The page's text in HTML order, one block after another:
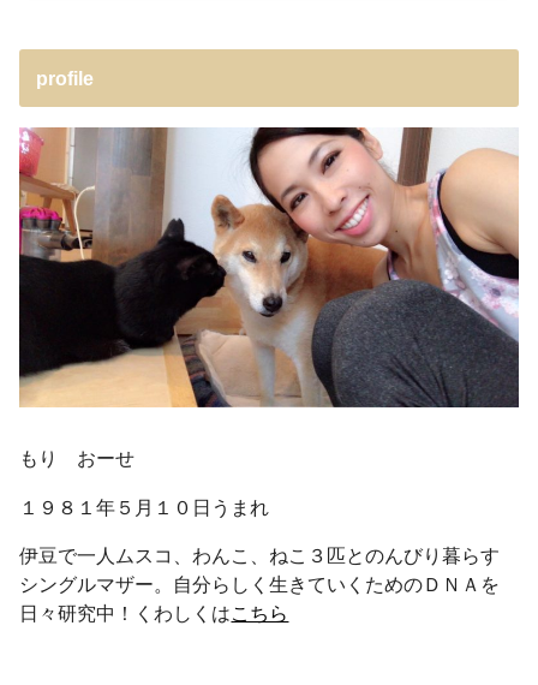
profile
もり おーせ
１９８１年５月１０日うまれ
伊豆で一人ムスコ、わんこ、ねこ３匹とのんびり暮らす
シングルマザー。自分らしく生きていくためのＤＮＡを
日々研究中！くわしくはこちら